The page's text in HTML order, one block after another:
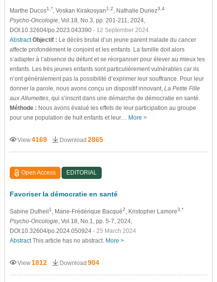
Marthe Ducos1,* , Voskan Kirakosyan1,2 , Nathalie Duriez3,4
Psycho-Oncologie, Vol.18, No.3, pp. 201-211, 2024,
DOI:10.32604/po.2023.043390 - 12 September 2024
Abstract Objectif : Le décès brutal d’un jeune parent malade du cancer
affecte profondément le conjoint et les enfants. La famille doit alors
s’adapter à l’absence du défunt et se réorganiser pour élever au mieux les
enfants. Les très jeunes enfants sont particulièrement vulnérables car ils
n’ont généralement pas la possibilité d’exprimer leur souffrance. Pour leur
donner la parole, nous avons conçu un dispositif innovant, La Petite Fille
aux Allumettes, qui s’inscrit dans une démarche de démocratie en santé.
Méthode : Nous avons évalué les effets de leur participation au groupe
pour une population de huit enfants et leur… More >
View4169 Download 2865
Open Access EDITORIAL
Favoriser la démocratie en santé
Sabine Dutheil1 , Marie-Frédérique Bacqué2 , Kristopher Lamore3,*
Psycho-Oncologie, Vol.18, No.1, pp. 5-7, 2024,
DOI:10.32604/po.2024.050924 - 25 March 2024
AbstractThis article has no abstract. More >
View 1812 Download 904